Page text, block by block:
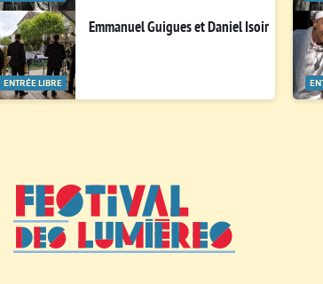
ENTRÉE LIBRE
Emmanuel Guigues et Daniel Isoir